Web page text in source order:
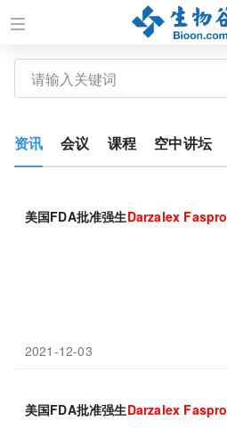
资讯 会议 课程 空中讲坛
美国FDA批准强生Darzalex Faspro
2021-12-03
美国FDA批准强生Darzalex Faspro